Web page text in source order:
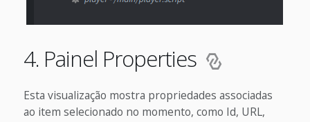
4. Painel Properties
Esta visualização mostra propriedades associadas
ao item selecionado no momento, como Id, URL,